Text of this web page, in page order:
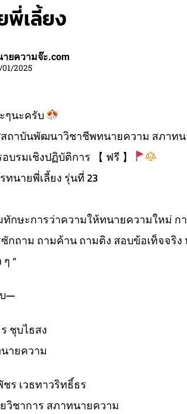
พี่เลี้ยง
ยความจ๊ะ.com
2025
ๆนะครับ
ถาบันพัฒนาวิชาชีพทนายความ สภาท
บรมเชิงปฏิบัติการ 【 ฟรี 】
ทนายพี่เลี้ยง รุ่นที่ 23
ทักษะการว่าความให้ทนายความใหม่ ก
กถาม ถามค้าน ถามติง สอบข้อเท็จจริ
”
—
ชุบไธสง
ายความ
ร เวธทาวริทธิ์ธร
วิชาการ สภาทนายความ